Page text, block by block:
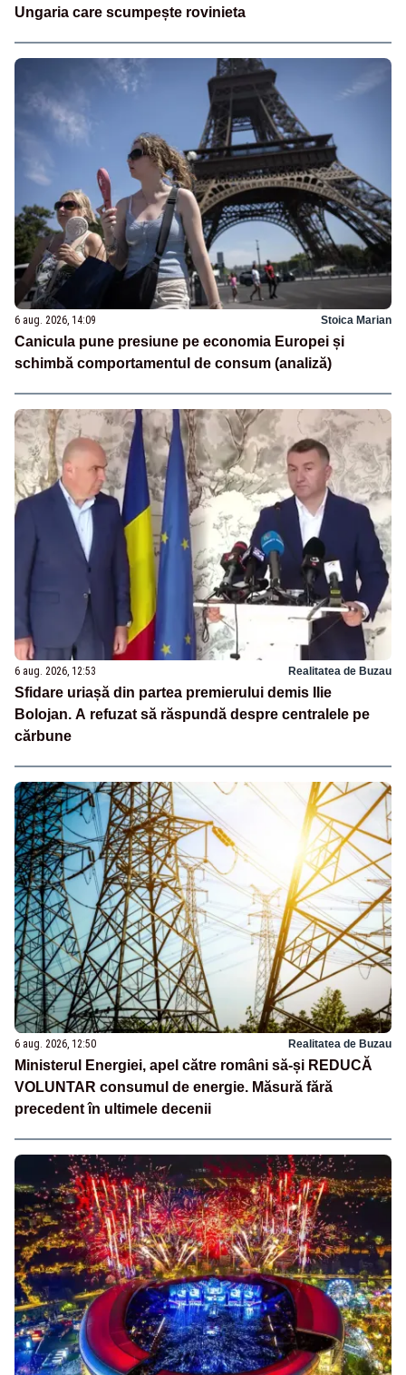
Ungaria care scumpește rovinieta
6 aug. 2026, 14:09 Stoica Marian
Canicula pune presiune pe economia Europei și
schimbă comportamentul de consum (analiză)
6 aug. 2026, 12:53 Realitatea de Buzau
Sfidare uriașă din partea premierului demis Ilie
Bolojan. A refuzat să răspundă despre centralele pe
cărbune
6 aug. 2026, 12:50 Realitatea de Buzau
Ministerul Energiei, apel către români să-și REDUCĂ
VOLUNTAR consumul de energie. Măsură fără
precedent în ultimele decenii